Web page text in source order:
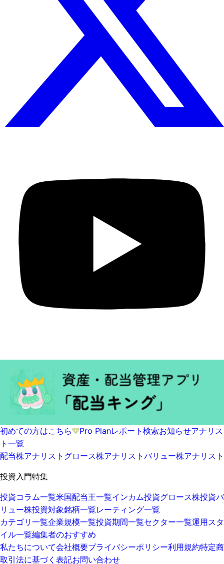
初めての方はこちら Pro Planレポート検索お知らせアナリス
ト一覧
配当株アナリスト グロース株アナリスト バリュー株アナリスト
投資入門特集
投資コラム一覧米国配当王一覧インカム投資グロース株投資バ
リュー株投資対象銘柄一覧レーティング一覧
カテゴリ一覧企業規模一覧投資期間一覧セクター一覧運用スタ
イル一覧編集者のおすすめ
私たちについて会社概要プライバシーポリシー利用規約特定商
取引法に基づく表記お問い合わせ